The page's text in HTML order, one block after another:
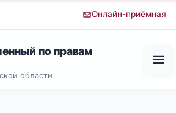
Онлайн-приёмная
по правам
области